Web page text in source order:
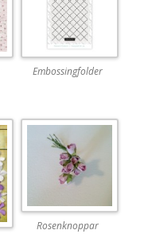
Embossingfolder
Rosenknoppar